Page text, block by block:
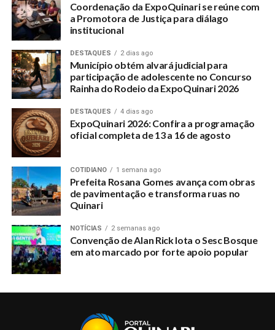
Coordenação da ExpoQuinari se reúne com
a Promotora de Justiça para diálago
institucional
DESTAQUES 2 dias ago
Município obtém alvará judicial para
participação de adolescente no Concurso
Rainha do Rodeio da ExpoQuinari 2026
DESTAQUES 4 dias ago
ExpoQuinari 2026: Confira a programação
oficial completa de 13 a 16 de agosto
COTIDIANO 1 semana ago
Prefeita Rosana Gomes avança com obras
de pavimentação e transforma ruas no
Quinari
NOTÍCIAS 2 semanas ago
Convenção de Alan Rick lota o Sesc Bosque
em ato marcado por forte apoio popular